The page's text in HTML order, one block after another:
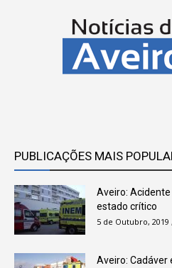
PUBLICAÇÕES MAIS
Aveiro:
estado crítico
5 de Outubro, 2019
Aveiro: Cadáver